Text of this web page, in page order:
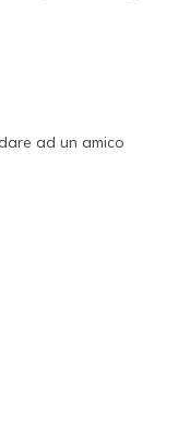
ad un amico